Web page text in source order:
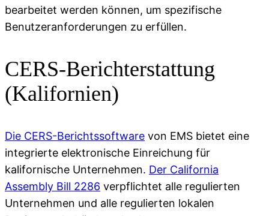
bearbeitet werden können, um spezifische
Benutzeranforderungen zu erfüllen.
CERS-Berichterstattung
(Kalifornien)
Die CERS-Berichtssoftware von EMS bietet eine
integrierte elektronische Einreichung für
kalifornische Unternehmen. Der California
Assembly Bill 2286 verpflichtet alle regulierten
Unternehmen und alle regulierten lokalen